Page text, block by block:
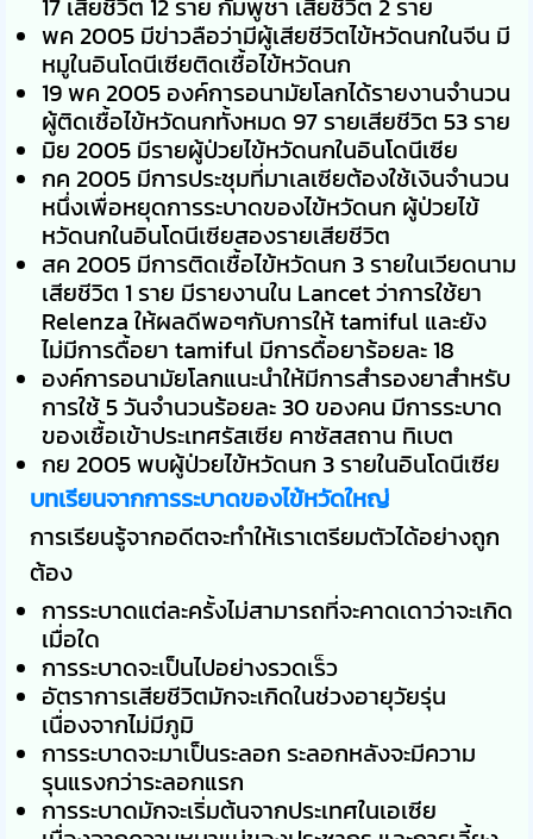
พค 2005 มีข่าวลือว่ามีผู้เสียชีวิตไข้หวัดนกในจีน มี
หมูในอินโดนีเซียติดเชื้อไข้หวัดนก
19 พค 2005 องค์การอนามัยโลกได้รายงานจำนวน
ผู้ติดเชื้อไข้หวัดนกทั้งหมด 97 รายเสียชีวิต 53 ราย
มิย 2005 มีรายผู้ป่วยไข้หวัดนกในอินโดนีเซีย
กค 2005 มีการประชุมที่มาเลเซียต้องใช้เงินจำนวน
หนึ่งเพื่อหยุดการระบาดของไข้หวัดนก ผู้ป่วยไข้
หวัดนกในอินโดนีเซียสองรายเสียชีวิต
สค 2005 มีการติดเชื้อไข้หวัดนก 3 รายในเวียดนาม
เสียชีวิต 1 ราย มีรายงานใน Lancet ว่าการใช้ยา
Relenza ให้ผลดีพอๆกับการให้ tamiful และยัง
ไม่มีการดื้อยา tamiful มีการดื้อยาร้อยละ 18
องค์การอนามัยโลกแนะนำให้มีการสำรองยาสำหรับ
การใช้ 5 วันจำนวนร้อยละ 30 ของคน มีการระบาด
ของเชื้อเข้าประเทศรัสเซีย คาซัสสถาน ทิเบต
กย 2005 พบผู้ป่วยไข้หวัดนก 3 รายในอินโดนีเซีย
บทเรียนจากการระบาดของไข้หวัดใหญ่
การเรียนรู้จากอดีตจะทำให้เราเตรียมตัวได้อย่างถูก
ต้อง
การระบาดแต่ละครั้งไม่สามารถที่จะคาดเดาว่าจะเกิด
เมื่อใด
การระบาดจะเป็นไปอย่างรวดเร็ว
อัตราการเสียชีวิตมักจะเกิดในช่วงอายุวัยรุ่น
เนื่องจากไม่มีภูมิ
การระบาดจะมาเป็นระลอก ระลอกหลังจะมีความ
รุนแรงกว่าระลอกแรก
การระบาดมักจะเริ่มต้นจากประเทศในเอเซีย